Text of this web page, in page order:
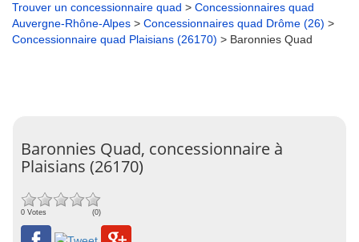
Trouver un concessionnaire quad > Concessionnaires quad
Auvergne-Rhône-Alpes > Concessionnaires quad Drôme (26) >
Concessionnaire quad Plaisians (26170) > Baronnies Quad
Baronnies Quad, concessionnaire à
Plaisians (26170)
0 Votes (0)